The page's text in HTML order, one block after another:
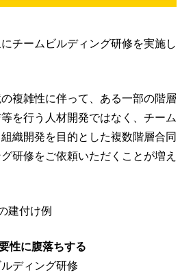
チームビルディング研修を実施し
複雑性に伴って、ある一部の階層
を行う人材開発ではなく、チーム
織開発を目的とした複数階層合同
研修をご依頼いただくことが増え
建付け例
性に腹落ちする
ディング研修